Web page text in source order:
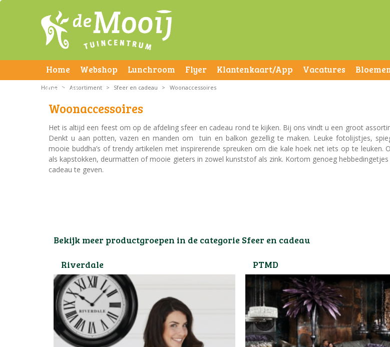
Home Webshop Lunchroom Flyer Klantenkaart/App Vacatures
Contact
Home > Assortiment > Sfeer en cadeau > Woonaccessoires
Woonaccessoires
Het is altijd een feest om op de afdeling sfeer en cadeau rond te kijken. Bij ons vindt u een groot
Denkt u aan potten, vazen en manden om tuin en balkon gezellig te maken. Leuke fotolijstjes,
mooie buddha’s of trendy artikelen met inspirerende spreuken om die kale hoek net iets op te leuken.
als kapstokken, deurmatten of mooie gieters in zowel kunststof als zink. Kortom genoeg
cadeau te geven.
Bekijk meer productgroepen in de categorie Sfeer en cadeau
Riverdale PTMD